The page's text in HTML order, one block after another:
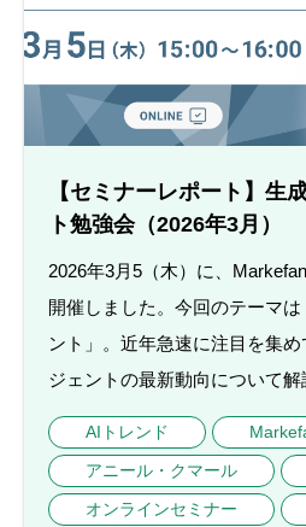
【セミナーレポート】生
ト勉強会（2026年3月）
2026年3月5（木）に、
開催しました。今回のテーマ
ント」。近年急速に注目を集
ジェントの最新動向について
AIトレンド
アニール・クマール
オンラインセミナー